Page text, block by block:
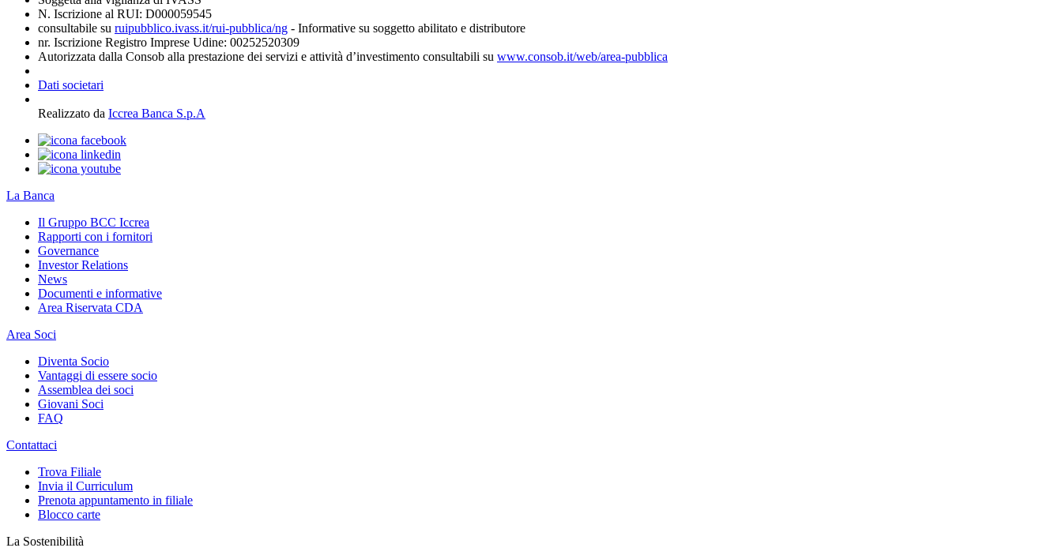
N. Iscrizione al RUI: D000059545
consultabile su ruipubblico.ivass.it/rui-pubblica/ng - Informative su soggetto abilitato e distributore
nr. Iscrizione Registro Imprese Udine: 00252520309
Autorizzata dalla Consob alla prestazione dei servizi e attività d’investimento consultabili su www.consob.it/web/area-pubblica
Dati societari
Realizzato da Iccrea Banca S.p.A
La Banca
Il Gruppo BCC Iccrea
Rapporti con i fornitori
Governance
Investor Relations
News
Documenti e informative
Area Riservata CDA
Area Soci
Diventa Socio
Vantaggi di essere socio
Assemblea dei soci
Giovani Soci
FAQ
Contattaci
Trova Filiale
Invia il Curriculum
Prenota appuntamento in filiale
Blocco carte
La Sostenibilità